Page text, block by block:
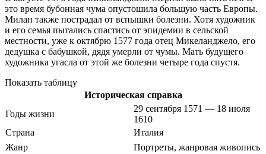
это время бубонная чума опустошила большую часть Европы.
Милан также пострадал от вспышки болезни. Хотя художник
и его семья пытались спастись от эпидемии в сельской
местности, уже к октябрю 1577 года отец Микеланджело, его
дедушка с бабушкой, дядя умерли от чумы. Мать будущего
художника угасла от этой же болезни четыре года спустя.
Показать таблицу
Историческая справка
Годы жизни
29 сентября 1571 — 18 июля
1610
Страна
Италия
Жанр
Портреты, жанровая живопись